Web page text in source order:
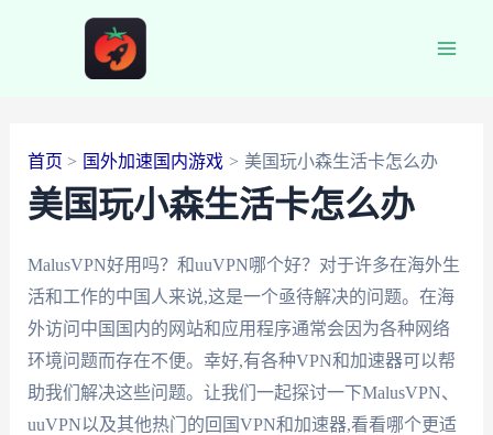
首页 国外加速国内游戏 美国玩小森生活卡怎么办
美国玩小森生活卡怎么办
MalusVPN好用吗？和uuVPN哪个好？对于许多在海外生
活和工作的中国人来说,这是一个亟待解决的问题。在海
外访问中国国内的网站和应用程序通常会因为各种网络
环境问题而存在不便。幸好,有各种VPN和加速器可以帮
助我们解决这些问题。让我们一起探讨一下MalusVPN、
uuVPN以及其他热门的回国VPN和加速器,看看哪个更适